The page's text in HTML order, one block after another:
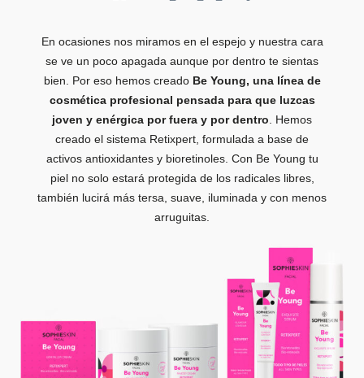
En ocasiones nos miramos en el espejo y nuestra cara
se ve un poco apagada aunque por dentro te sientas
bien. Por eso hemos creado Be Young, una línea de
cosmética profesional pensada para que luzcas
joven y enérgica por fuera y por dentro. Hemos
creado el sistema Retixpert, formulada a base de
activos antioxidantes y bioretinoles. Con Be Young tu
piel no solo estará protegida de los radicales libres,
también lucirá más tersa, suave, iluminada y con menos
arruguitas.